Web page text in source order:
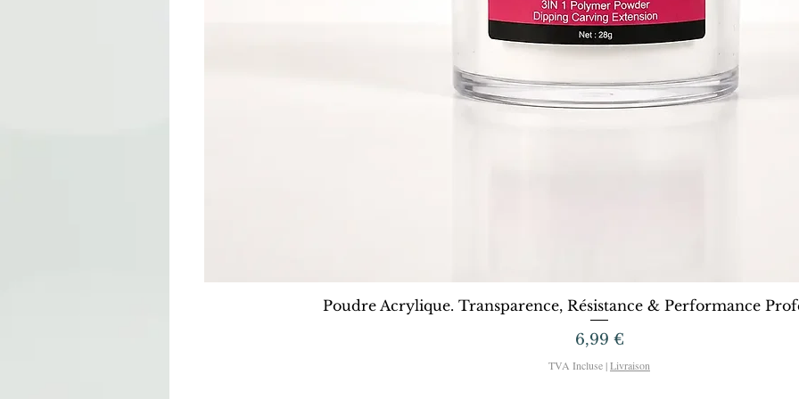
Aperçu rapide
Poudre Acrylique. Transparence, Résistance & Performance
Prix
6,99 €
TVA Incluse |Livraison